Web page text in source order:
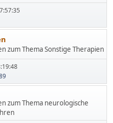
zum Thema Sonstige Therapien
zum Thema neurologische